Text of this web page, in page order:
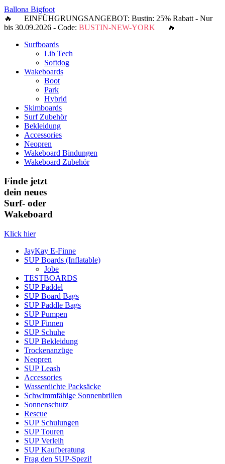
Ballona Bigfoot
🔥 EINFÜHGRUNGSANGEBOT: Bustin: 25% Rabatt - Nur
bis 30.09.2026 - Code: BUSTIN-NEW-YORK 🔥
Surfboards
Lib Tech
Softdog
Wakeboards
Boot
Park
Hybrid
Skimboards
Surf Zubehör
Bekleidung
Accessories
Neopren
Wakeboard Bindungen
Wakeboard Zubehör
Finde jetzt
dein neues
Surf- oder
Wakeboard
Klick hier
JayKay E-Finne
SUP Boards (Inflatable)
Jobe
TESTBOARDS
SUP Paddel
SUP Board Bags
SUP Paddle Bags
SUP Pumpen
SUP Finnen
SUP Schuhe
SUP Bekleidung
Trockenanzüge
Neopren
SUP Leash
Accessories
Wasserdichte Packsäcke
Schwimmfähige Sonnenbrillen
Sonnenschutz
Rescue
SUP Schulungen
SUP Touren
SUP Verleih
SUP Kaufberatung
Frag den SUP-Spezi!